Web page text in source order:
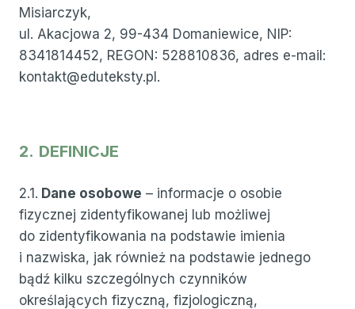
Misiarczyk,
ul. Akacjowa 2, 99-434 Domaniewice, NIP:
8341814452, REGON: 528810836, adres e-mail:
kontakt@eduteksty.pl.
2. DEFINICJE
2.1. Dane osobowe – informacje o osobie
fizycznej zidentyfikowanej lub możliwej
do zidentyfikowania na podstawie imienia
i nazwiska, jak również na podstawie jednego
bądź kilku szczególnych czynników
określających fizyczną, fizjologiczną,